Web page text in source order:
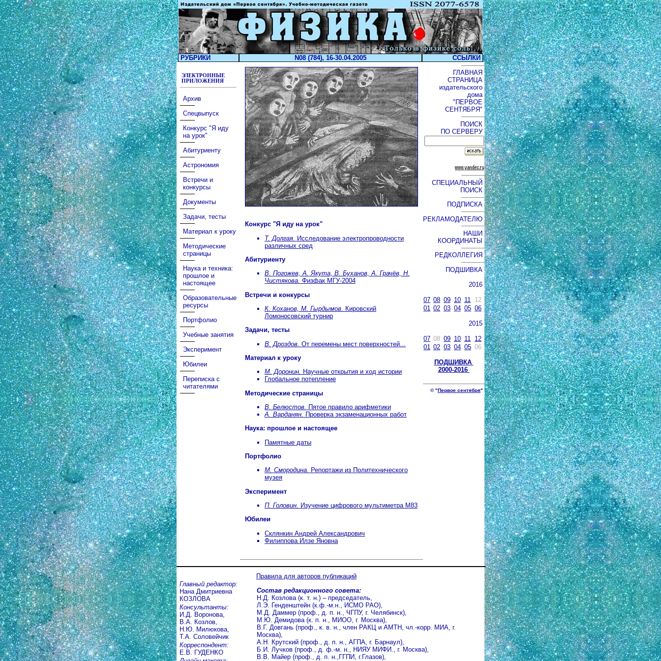
РУБРИКИ N08 (784), 16-30.04.2005 ССЫЛКИ
ЭЛЕКТРОННЫЕ
ПРИЛОЖЕНИЯ
Архив
Спецвыпуск
Конкурс "Я иду
на урок"
Абитуриенту
Астрономия
Встречи и
конкурсы
Документы
Задачи, тесты
Материал к уроку
Методические
страницы
Наука и техника:
прошлое и
настоящее
Образовательные
ресурсы
Портфолио
Учебные занятия
Эксперимент
Юбилеи
Переписка с
читателями
Конкурс "Я иду на урок"
Т. Долгая. Исследование электропроводности
различных сред
Абитуриенту
В. Погожев, А. Якута, В. Буханов, А. Грачёв, Н.
Чистякова. Физфак МГУ-2004
Встречи и конкурсы
К. Коханов, М. Гырдымов.
Кировский
Ломоносовский турнир
Задачи, тесты
В. Дроздов. От перемены мест поверхностей...
Материал к уроку
М. Доронин. Научные открытия и ход истории
Глобальное потепление
Методические страницы
В. Белюстов.
Пятое правило арифметики
А. Варданян.
Проверка экзаменационных работ
Наука: прошлое и настоящее
Памятные даты
Портфолио
М. Смородина. Репортажи из Политехнического
музея
Эксперимент
П. Головин.
Изучение цифрового мультиметра М83
Юбилеи
Склянкин Андрей Александрович
Филиппова Илзе Яновна
ГЛАВНАЯ
СТРАНИЦА
издательского
дома
"ПЕРВОЕ
СЕНТЯБРЯ"
ПОИСК
ПО СЕРВЕРУ
СПЕЦИАЛЬНЫЙ
ПОИСК
ПОДПИСКА
РЕКЛАМОДАТЕЛЮ
НАШИ
КООРДИНАТЫ
РЕДКОЛЛЕГИЯ
ПОДШИВКА
2016
07 08 09 10 11
12
01 02 03 04 05 06
2015
07 08 09 10 11
12
01 02 03 04 05 06
ПОДШИВКА
2000-2016
© "Первое сентября"
Главный редактор:
Нана Дмитриевна
КОЗЛОВА
Консультанты:
И.Д. Воронова,
В.А. Козлов,
Н.Ю. Милюкова,
Т.А. Соловейчик
Корреспондент:
Е.В. ГУДЕНКО
Правила для авторов публикаций
Состав редакционного совета:
Н.Д. Козлова (к. т. н.) – председатель,
Л.Э. Генденштейн (к.ф.-м.н., ИСМО РАО),
М.Д. Даммер (проф., д. п. н., ЧГПУ, г. Челябинск),
М.Ю. Демидова (к. п. н., МИОО, г. Москва),
В.Г. Довгань (проф., к. в. н., член РАКЦ и АМТН, чл.-корр. МИА, г.
Москва),
А.Н. Крутский (проф., д. п. н., АГПА, г. Барнаул),
Б.И. Лучков (проф., д. ф.-м. н., НИЯУ МИФИ., г. Москва),
В.В. Майер (проф., д. п. н.,ГГПИ, г.Глазов),